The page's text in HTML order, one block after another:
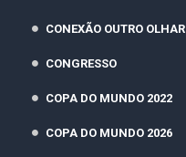
CONEXÃO OUTRO OLHAR
CONGRESSO
COPA DO MUNDO 2022
COPA DO MUNDO 2026